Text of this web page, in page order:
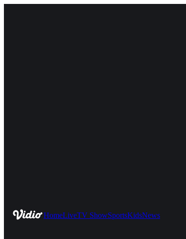
HomeLiveTV ShowSportsKidsNews